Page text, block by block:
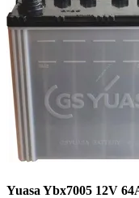
Yuasa Ybx7005 12V